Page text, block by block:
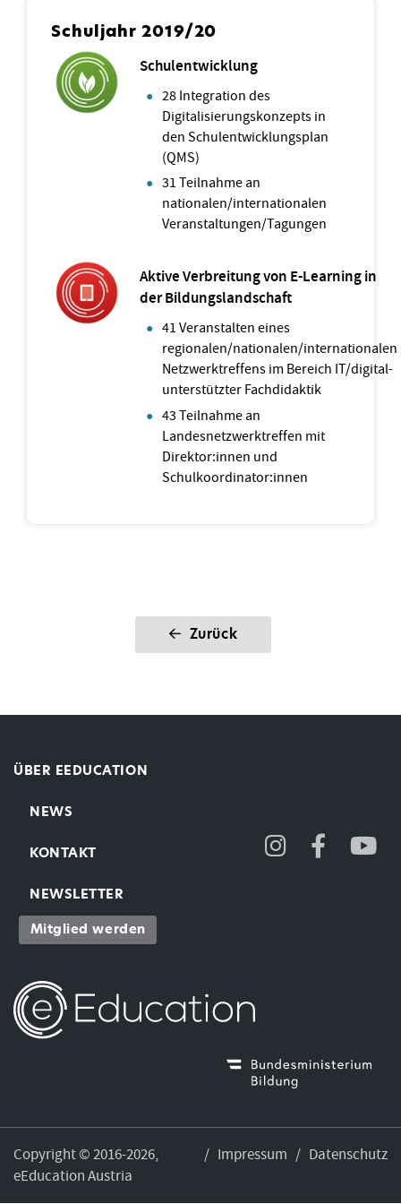
Schuljahr 2019/20
Schulentwicklung
28 Integration des
Digitalisierungskonzepts in
den Schulentwicklungsplan
(QMS)
31 Teilnahme an
nationalen/internationalen
Veranstaltungen/Tagungen
Aktive Verbreitung von E-Learning in
der Bildungslandschaft
41 Veranstalten eines
regionalen/nationalen/internationalen
Netzwerktreffens im Bereich IT/digital-
unterstützter Fachdidaktik
43 Teilnahme an
Landesnetzwerktreffen mit
Direktor:innen und
Schulkoordinator:innen
Zurück
ÜBER EEDUCATION
NEWS
KONTAKT
NEWSLETTER
Mitglied werden
Copyright © 2016-2026,
eEducation Austria
/ Impressum / Datenschutz